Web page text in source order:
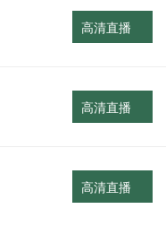
高清直播
高清直播
高清直播